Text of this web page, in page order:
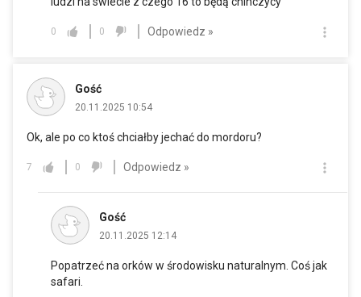
0 0 Odpowiedz »
Gość
20.11.2025 10:54
Ok, ale po co ktoś chciałby jechać do mordoru?
7 0 Odpowiedz »
Gość
20.11.2025 12:14
Popatrzeć na orków w środowisku naturalnym. Coś jak
safari.